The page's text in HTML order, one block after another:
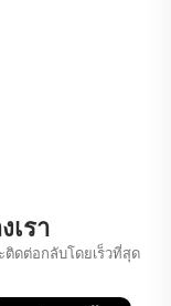
เรา
ดต่อกลับโดยเร็วที่สุด